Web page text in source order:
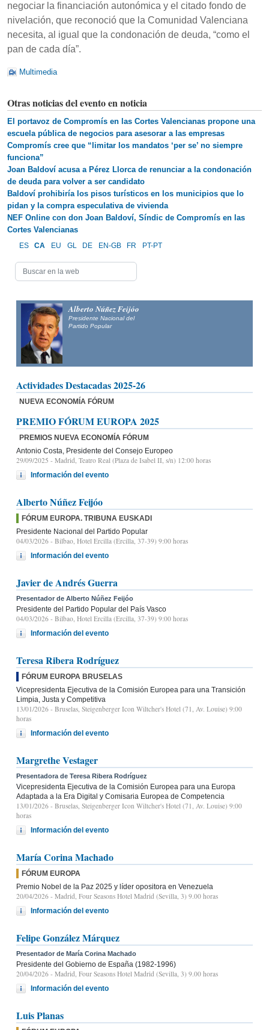
negociar la financiación autonómica y el citado fondo de
nivelación, que reconoció que la Comunidad Valenciana
necesita, al igual que la condonación de deuda, “como el
pan de cada día”.
Multimedia
Otras noticias del evento en noticia
El portavoz de Compromís en las Cortes Valencianas propone una
escuela pública de negocios para asesorar a las empresas
Compromís cree que “limitar los mandatos ‘per se’ no siempre
funciona”
Joan Baldoví acusa a Pérez Llorca de renunciar a la condonación
de deuda para volver a ser candidato
Baldoví prohibiría los pisos turísticos en los municipios que lo
pidan y la compra especulativa de vivienda
NEF Online con don Joan Baldoví, Síndic de Compromís en las
Cortes Valencianas
ES CA EU GL DE EN-GB FR PT-PT
Alberto Núñez Feijóo
Presidente Nacional del
Partido Popular
Actividades Destacadas 2025-26
NUEVA ECONOMÍA FÓRUM
PREMIO FÓRUM EUROPA 2025
PREMIOS NUEVA ECONOMÍA FÓRUM
Antonio Costa, Presidente del Consejo Europeo
29/09/2025 - Madrid, Teatro Real (Plaza de Isabel II, s/n) 12:00 horas
Información del evento
Alberto Núñez Feijóo
FÓRUM EUROPA. TRIBUNA EUSKADI
Presidente Nacional del Partido Popular
04/03/2026 - Bilbao, Hotel Ercilla (Ercilla, 37-39) 9:00 horas
Información del evento
Javier de Andrés Guerra
Presentador de Alberto Núñez Feijóo
Presidente del Partido Popular del País Vasco
04/03/2026 - Bilbao, Hotel Ercilla (Ercilla, 37-39) 9:00 horas
Información del evento
Teresa Ribera Rodríguez
FÓRUM EUROPA BRUSELAS
Vicepresidenta Ejecutiva de la Comisión Europea para una Transición
Limpia, Justa y Competitiva
13/01/2026 - Bruselas, Steigenberger Icon Wiltcher's Hotel (71, Av. Louise) 9:00
horas
Información del evento
Margrethe Vestager
Presentadora de Teresa Ribera Rodríguez
Vicepresidenta Ejecutiva de la Comisión Europea para una Europa
Adaptada a la Era Digital y Comisaria Europea de Competencia
13/01/2026 - Bruselas, Steigenberger Icon Wiltcher's Hotel (71, Av. Louise) 9:00
horas
Información del evento
María Corina Machado
FÓRUM EUROPA
Premio Nobel de la Paz 2025 y líder opositora en Venezuela
20/04/2026 - Madrid, Four Seasons Hotel Madrid (Sevilla, 3) 9.00 horas
Información del evento
Felipe González Márquez
Presentador de María Corina Machado
Presidente del Gobierno de España (1982-1996)
20/04/2026 - Madrid, Four Seasons Hotel Madrid (Sevilla, 3) 9.00 horas
Información del evento
Luis Planas